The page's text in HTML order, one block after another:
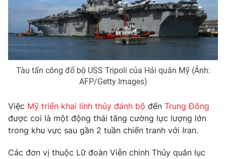
Hậu trường
Nhân vật
Khán giả
Giải sao mai
Điện ảnh
Âm nhạc
Sao
Đời sống
Du lịch
Làm đẹp
Giáo dục
Học trực tuyến
Hitech Công nghệ tương lai
Sản phẩm
Thị trường
Giao lưu trực tuyến
Lịch phát sóng
Tàu tấn công đổ bộ USS Tripoli của Hải quân Mỹ (Ảnh:
AFP/Getty Images)
Việc Mỹ triển khai lính thủy đánh bộ đến Trung Đông
được coi là một động thái tăng cường lực lượng lớn
trong khu vực sau gần 2 tuần chiến tranh với Iran.
Các đơn vị thuộc Lữ đoàn Viễn chinh Thủy quân lục